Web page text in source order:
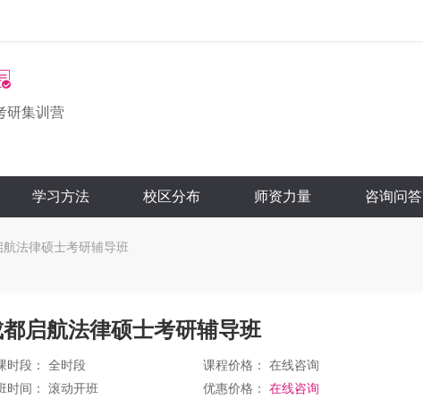
研集训营
学习方法 校区分布 师资力量 咨询问答
航法律硕士考研辅导班
启航法律硕士考研辅导班
时段： 全时段 课程价格： 在线咨询
时间： 滚动开班
优惠价格： 在线咨询